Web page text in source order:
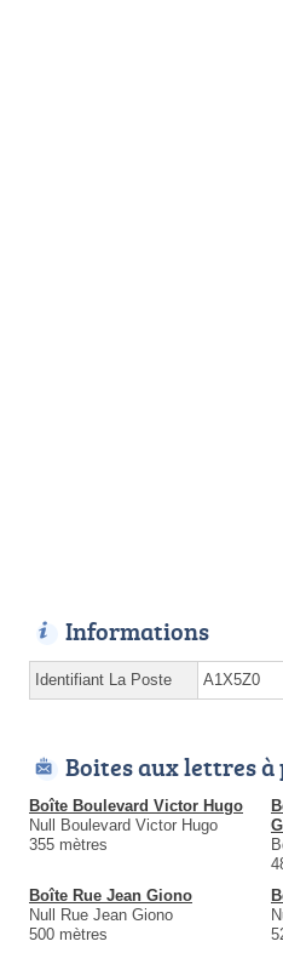
Informations
Identifiant La Poste A1X5Z0
Boites aux lettres
Boîte Boulevard Victor Hugo
Null Boulevard Victor Hugo
355 mètres
Boîte Rue Jean Giono
Null Rue Jean Giono
500 mètres